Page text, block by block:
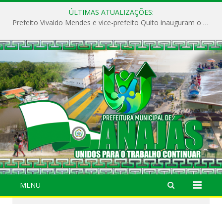
ÚLTIMAS ATUALIZAÇÕES:
Prefeito Vivaldo Mendes e vice-prefeito Quito inauguram o CAPS e fortalecem a saúde pública em Anajás.
MENU